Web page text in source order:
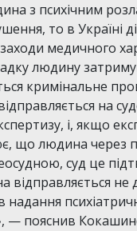
з психічним
то в Україні
медичного
людину
кримінальне
на
і, якщо
що людина через
суд це
відправляється не
надання
— пояснив